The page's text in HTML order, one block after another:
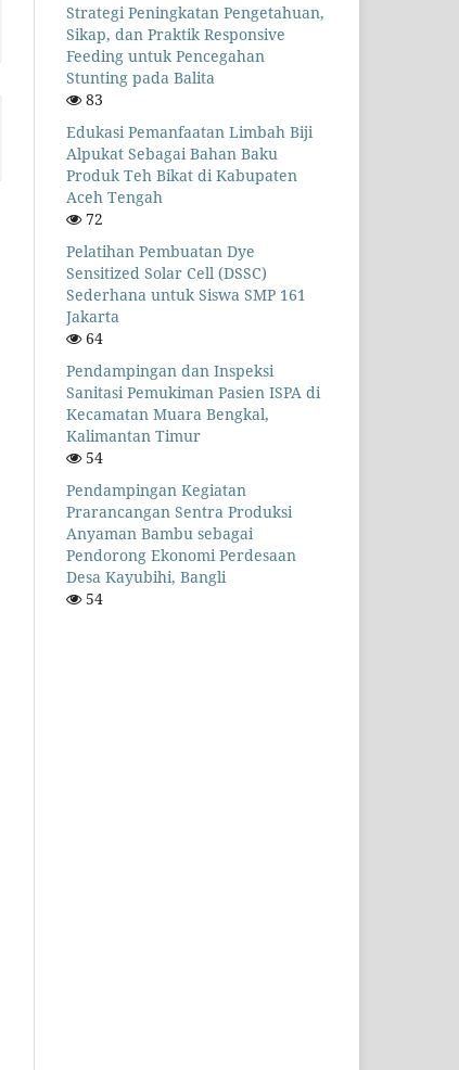
Strategi Peningkatan Pengetahuan,
Sikap, dan Praktik Responsive
Feeding untuk Pencegahan
Stunting pada Balita
83
Edukasi Pemanfaatan Limbah Biji
Alpukat Sebagai Bahan Baku
Produk Teh Bikat di Kabupaten
Aceh Tengah
72
Pelatihan Pembuatan Dye
Sensitized Solar Cell (DSSC)
Sederhana untuk Siswa SMP 161
Jakarta
64
Pendampingan dan Inspeksi
Sanitasi Pemukiman Pasien ISPA di
Kecamatan Muara Bengkal,
Kalimantan Timur
54
Pendampingan Kegiatan
Prarancangan Sentra Produksi
Anyaman Bambu sebagai
Pendorong Ekonomi Perdesaan
Desa Kayubihi, Bangli
54